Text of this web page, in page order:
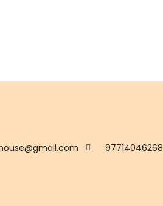
97714046268